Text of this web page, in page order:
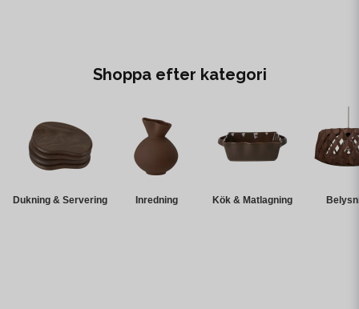
Shoppa efter kategori
Dukning & Servering Inredning Kök & Matlagning